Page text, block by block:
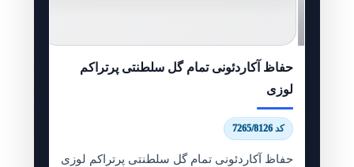
حفاظ آکاردئونی تمام گل سلطنتی پرتراکم
لوزی
کد 7265/8126
حفاظ آکاردئونی تمام گل سلطنتی پرتراکم لوزی